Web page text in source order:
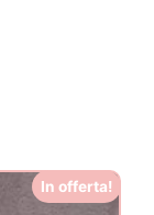
In offerta!